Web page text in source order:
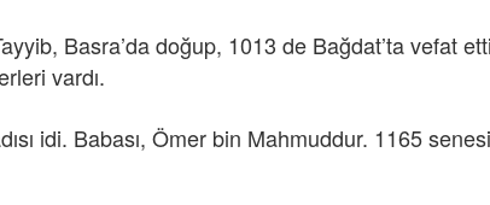
Basra’da doğup, 1013 de Bağdat’ta vefat
vardı.
idi. Babası, Ömer bin Mahmuddur. 1165